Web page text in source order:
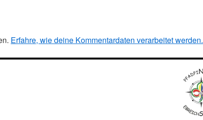
Erfahre, wie deine Kommentardaten verarbeitet werden.